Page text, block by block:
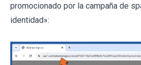
promocionado por la campaña de
identidad»: